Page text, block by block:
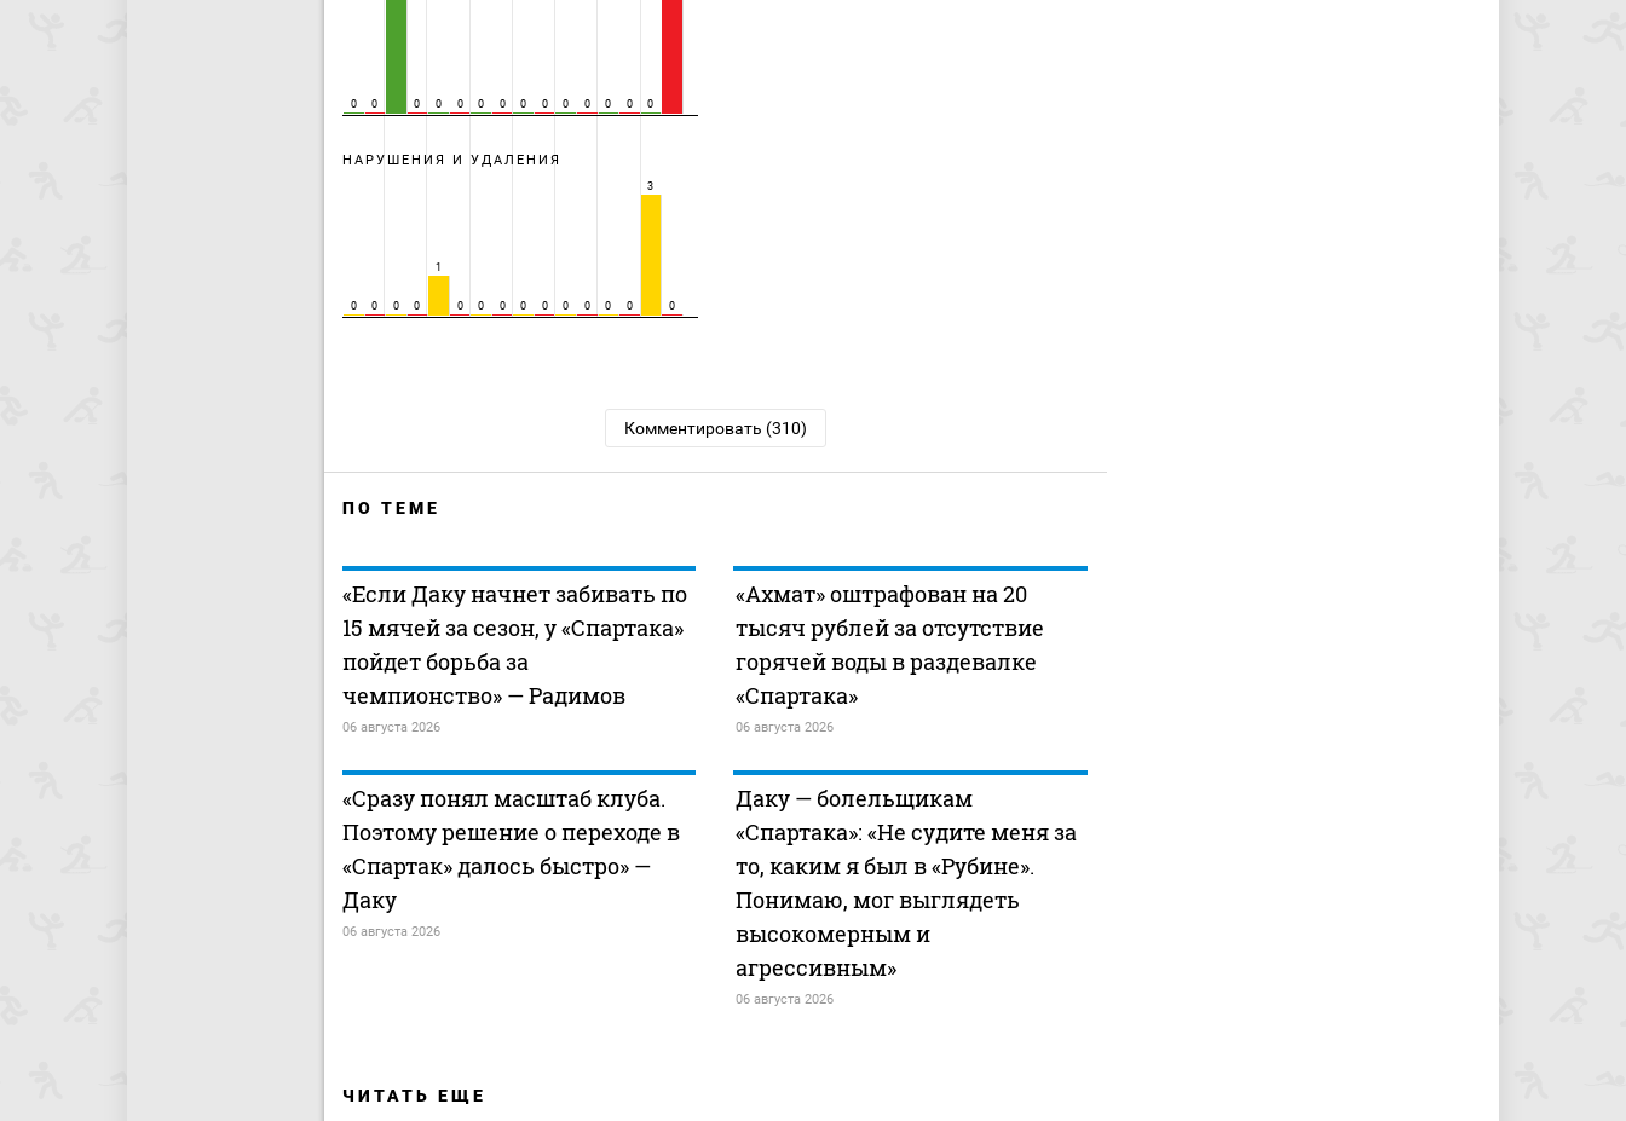
0 0 0 0 0 0 0 0 0 0 0 0 0 0
НАРУШЕНИЯ И УДАЛЕНИЯ
0 0 0 0
1
0 0 0 0 0 0 0 0 0
3
0
Комментировать (310)
ПО ТЕМЕ
«Если Даку начнет забивать по
15 мячей за сезон, у «Спартака»
пойдет борьба за
чемпионство» — Радимов
06 августа 2026
«Ахмат» оштрафован на 20
тысяч рублей за отсутствие
горячей воды в раздевалке
«Спартака»
06 августа 2026
«Сразу понял масштаб клуба.
Поэтому решение о переходе в
«Спартак» далось быстро» —
Даку
06 августа 2026
Даку — болельщикам
«Спартака»: «Не судите меня за
то, каким я был в «Рубине».
Понимаю, мог выглядеть
высокомерным и
агрессивным»
06 августа 2026
ЧИТАТЬ ЕЩЕ